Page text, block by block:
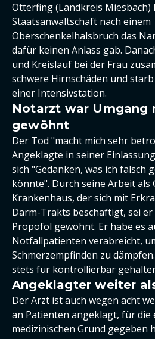
Otterfing (Landkreis Miesbach)
Staatsanwaltschaft nach einem
Oberschenkelhalsbruch das
dafür keinen Anlass gab.
und Kreislauf bei der Frau
schwere Hirnschäden und
einer Intensivstation.
Notarzt war Umgang
gewöhnt
Der Tod "macht mich sehr
Angeklagte in seiner
sich "Gedanken, was ich falsch
könnte". Durch seine Arbeit
Krankenhaus, der sich mit
Darm-Trakts beschäftigt, sei
Propofol gewöhnt. Er habe es
Notfallpatienten verabreicht,
Schmerzempfinden zu
stets für kontrollierbar
Angeklagter weiter
Der Arzt ist auch wegen acht
an Patienten angeklagt, für die
medizinischen Grund gegeben